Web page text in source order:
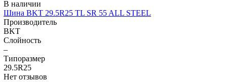
В наличии
Шина BKT 29.5R25 TL SR 55 ALL STEEL
Производитель
BKT
Слойность
–
Типоразмер
29.5R25
Нет отзывов